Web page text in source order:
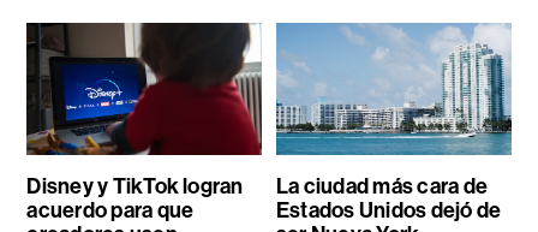
Disney y TikTok logran
acuerdo para que
La ciudad más cara de
Estados Unidos dejó de